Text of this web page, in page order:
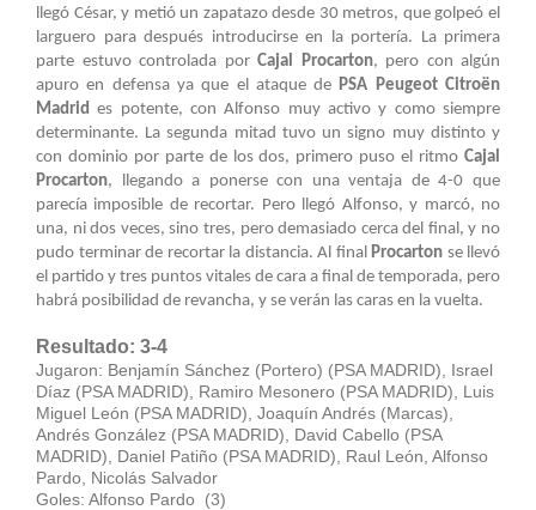
llegó César, y metió un zapatazo desde 30 metros, que golpeó el
larguero para después introducirse en la portería. La primera
parte estuvo controlada por Cajal Procarton, pero con algún
apuro en defensa ya que el ataque de PSA Peugeot Citroën
Madrid es potente, con Alfonso muy activo y como siempre
determinante. La segunda mitad tuvo un signo muy distinto y
con dominio por parte de los dos, primero puso el ritmo Cajal
Procarton, llegando a ponerse con una ventaja de 4-0 que
parecía imposible de recortar. Pero llegó Alfonso, y marcó, no
una, ni dos veces, sino tres, pero demasiado cerca del final, y no
pudo terminar de recortar la distancia. Al final Procarton se llevó
el partido y tres puntos vitales de cara a final de temporada, pero
habrá posibilidad de revancha, y se verán las caras en la vuelta.
Resultado: 3-4
Jugaron: Benjamín Sánchez (Portero) (PSA MADRID), Israel
Díaz (PSA MADRID), Ramiro Mesonero (PSA MADRID), Luis
Miguel León (PSA MADRID), Joaquín Andrés (Marcas),
Andrés González (PSA MADRID), David Cabello (PSA
MADRID), Daniel Patiño (PSA MADRID), Raul León, Alfonso
Pardo, Nicolás Salvador
Goles: Alfonso Pardo (3)